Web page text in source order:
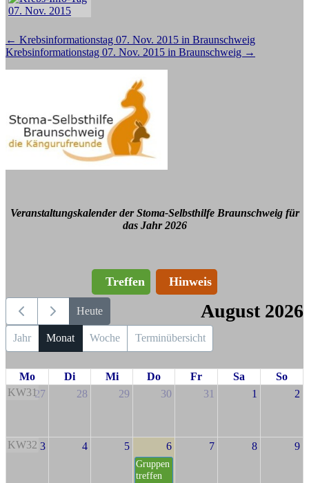
Beitragsnavigation
← Krebsinformationstag 07. Nov. 2015 in Braunschweig
Krebsinformationstag 07. Nov. 2015 in Braunschweig →
Veranstaltungskalender der Stoma-Selbsthilfe Braunschweig für
das Jahr 2026
Treffen Hinweis
Heute August 2026
Jahr Monat Woche Terminübersicht
Mo Di Mi Do Fr Sa
So
KW3127 28 29 30 31 1 2
KW32 3 4 5 6
Gruppen
treffen
7 8 9